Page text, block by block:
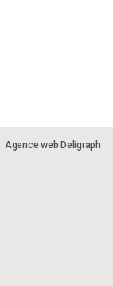
Agence web Deligraph